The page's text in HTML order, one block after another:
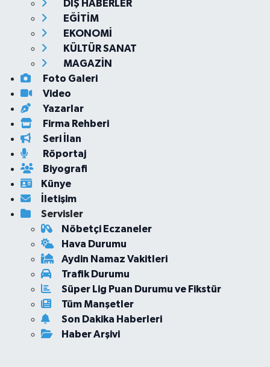
DIŞ HABERLER
EĞİTİM
EKONOMİ
KÜLTÜR SANAT
MAGAZİN
Foto Galeri
Video
Yazarlar
Firma Rehberi
Seri İlan
Röportaj
Biyografi
Künye
İletişim
Servisler
Nöbetçi Eczaneler
Hava Durumu
Aydin Namaz Vakitleri
Trafik Durumu
Süper Lig Puan Durumu ve Fikstür
Tüm Manşetler
Son Dakika Haberleri
Haber Arşivi